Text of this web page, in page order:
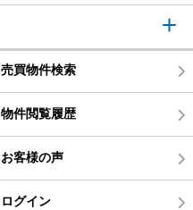
売買物件検索
物件閲覧履歴
お客様の声
ログイン